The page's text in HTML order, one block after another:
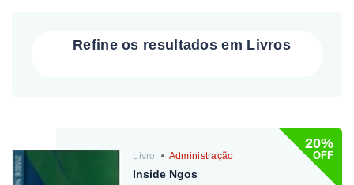
Refine os resultados em Livros
20%
OFF
Livro Administração
Inside Ngos